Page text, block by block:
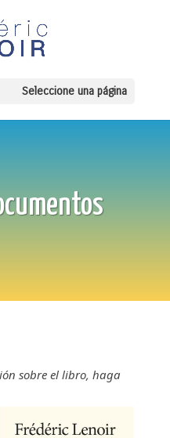
Seleccione una página
sobre el libro, haga